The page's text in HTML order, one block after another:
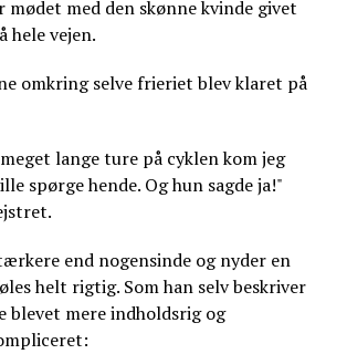
mødet med den skønne kvinde givet
hele vejen.
omkring selve frieriet blev klaret på
lange ture på cyklen kom jeg
spørge hende. Og hun sagde ja!"
end nogensinde og nyder en
helt rigtig. Som han selv beskriver
blevet mere indholdsrig og